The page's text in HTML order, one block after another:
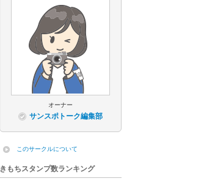
オーナー
サンスポトーク編集部
このサークルについて
きもちスタンプ数ランキング